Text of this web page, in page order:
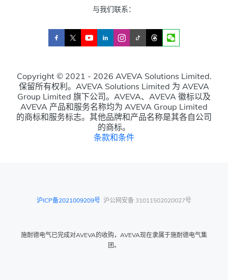
与我们联系：
Copyright © 2021 - 2026 AVEVA Solutions Limited.
保留所有权利。AVEVA Solutions Limited 为 AVEVA
Group Limited 旗下公司。AVEVA、AVEVA 徽标以及
AVEVA 产品和服务名称均为 AVEVA Group Limited
的商标和服务标志。其他品牌和产品名称是其各自公司
的商标。
条款和条件
沪ICP备2021009209号 沪公网安备 31011502020027号
施耐德电气已完成对AVEVA的收购，AVEVA现在隶属于施耐德电气集
团。